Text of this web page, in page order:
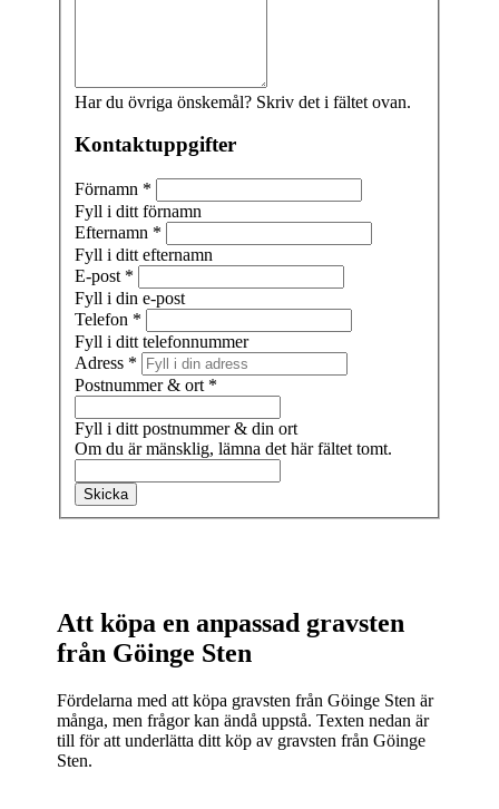
Har du övriga önskemål? Skriv det i fältet ovan.
Kontaktuppgifter
Förnamn *
Fyll i ditt förnamn
Efternamn *
Fyll i ditt efternamn
E-post *
Fyll i din e-post
Telefon *
Fyll i ditt telefonnummer
Adress *
Postnummer & ort *
Fyll i ditt postnummer & din ort
Om du är mänsklig, lämna det här fältet tomt.
Skicka
Att köpa en anpassad gravsten
från Göinge Sten
Fördelarna med att köpa gravsten från Göinge Sten är
många, men frågor kan ändå uppstå. Texten nedan är
till för att underlätta ditt köp av gravsten från Göinge
Sten.